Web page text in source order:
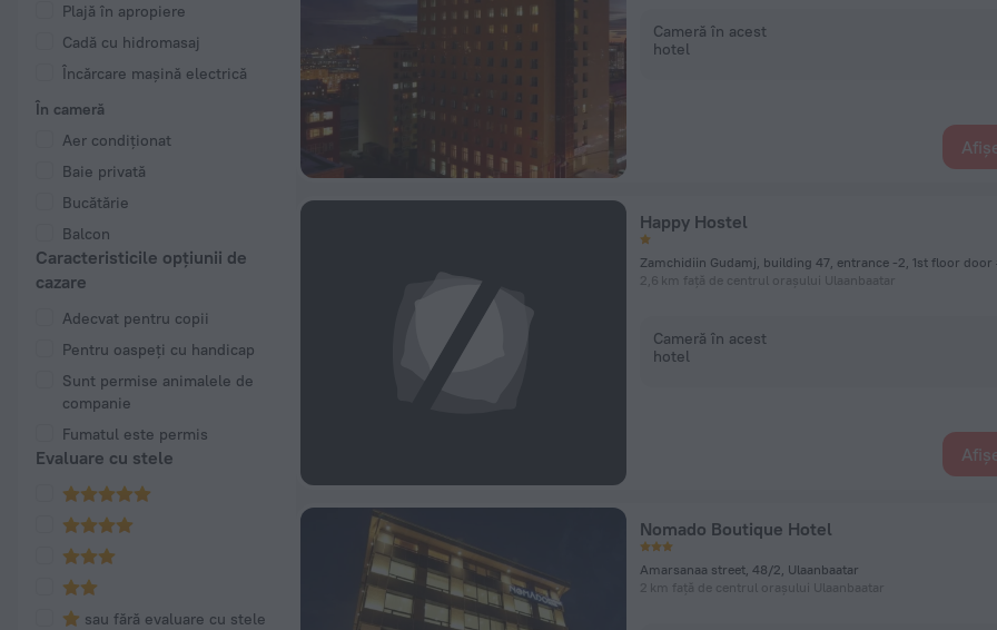
Plajă în apropiere
Cadă cu hidromasaj
Încărcare mașină electrică
În cameră
Aer condiționat
Baie privată
Bucătărie
Balcon
Caracteristicile opțiunii de
cazare
Adecvat pentru copii
Pentru oaspeți cu handicap
Sunt permise animalele de
companie
Fumatul este permis
Evaluare cu stele
sau fără evaluare cu stele
Cameră în acest
hotel
Happy Hostel
Zamchidiin Gudamj, building 47, entrance -2, 1st floor door
2,6 km față de centrul orașului Ulaanbaatar
Cameră în acest
hotel
Nomado Boutique Hotel
Amarsanaa street, 48/2, Ulaanbaatar
2 km față de centrul orașului Ulaanbaatar